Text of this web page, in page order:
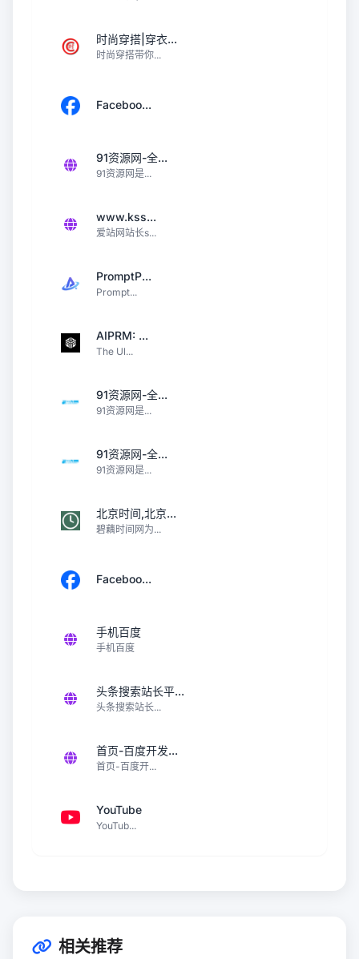
时尚穿搭|穿衣...
时尚穿搭带你...
Faceboo...
91资源网-全...
91资源网是...
www.kss...
爱站网站长s...
PromptP...
Prompt...
AIPRM: ...
The Ul...
91资源网-全...
91资源网是...
91资源网-全...
91资源网是...
北京时间,北京...
碧藕时间网为...
Faceboo...
手机百度
手机百度
头条搜索站长平...
头条搜索站长...
首页-百度开发...
首页-百度开...
YouTube
YouTub...
相关推荐